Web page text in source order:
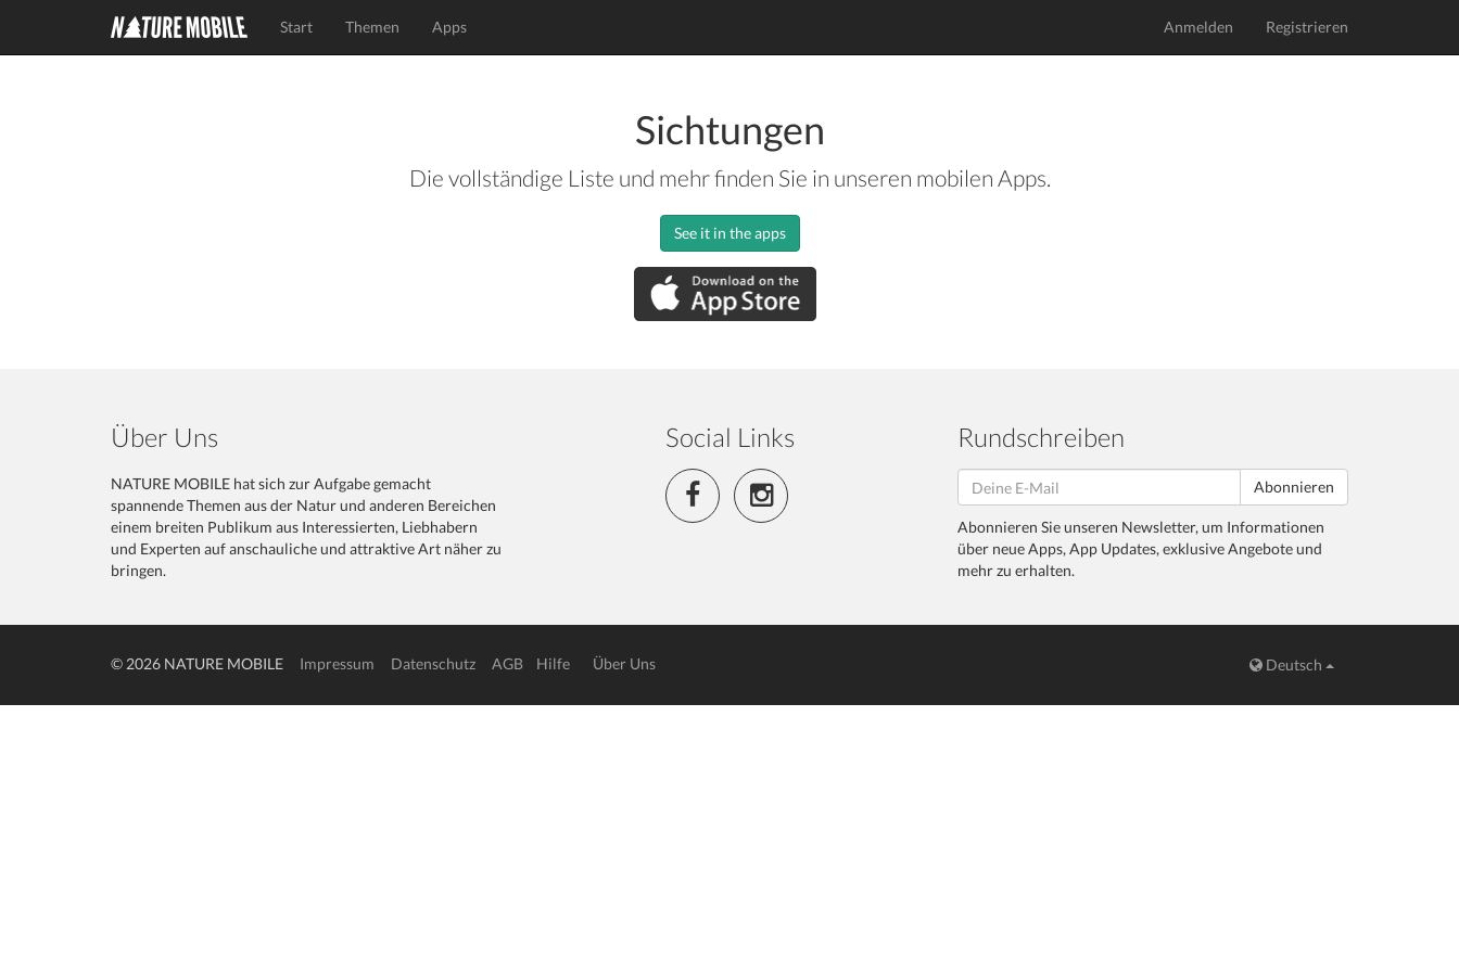
Start Themen Apps Anmelden Registrieren
Sichtungen
Die vollständige Liste und mehr finden Sie in unseren mobilen Apps.
See it in the apps
Über Uns
NATURE MOBILE hat sich zur Aufgabe gemacht
spannende Themen aus der Natur und anderen Bereichen
einem breiten Publikum aus Interessierten, Liebhabern
und Experten auf anschauliche und attraktive Art näher zu
bringen.
Social Links Rundschreiben
Abonnieren
Abonnieren Sie unseren Newsletter, um Informationen
über neue Apps, App Updates, exklusive Angebote und
mehr zu erhalten.
© 2026 NATURE MOBILE Impressum Datenschutz AGB Hilfe Über Uns Deutsch